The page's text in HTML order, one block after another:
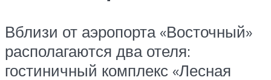
Вблизи от аэропорта «Восточный»
располагаются два отеля:
гостиничный комплекс «Лесная